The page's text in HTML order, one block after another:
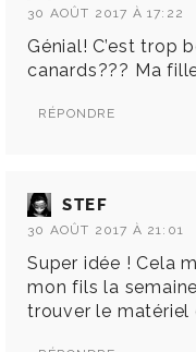
30 AOÛT 2017 À 17:22
Génial! C’est trop
canards??? Ma
RÉPONDRE
STEF
30 AOÛT 2017 À 21:01
Super idée ! Cela
mon fils la
trouver le matériel